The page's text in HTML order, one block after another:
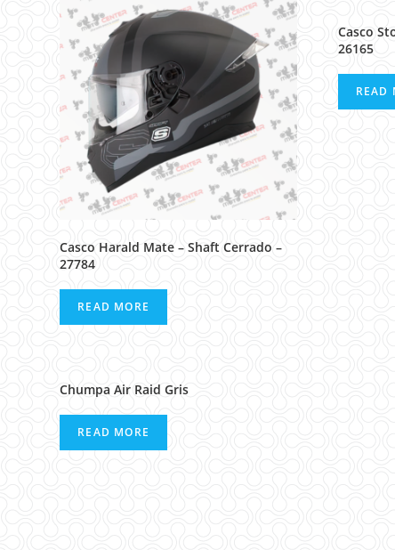
Casco Harald Mate – Shaft Cerrado –
27784
READ MORE
Casco
26165
READ
Chumpa Air Raid Gris
READ MORE